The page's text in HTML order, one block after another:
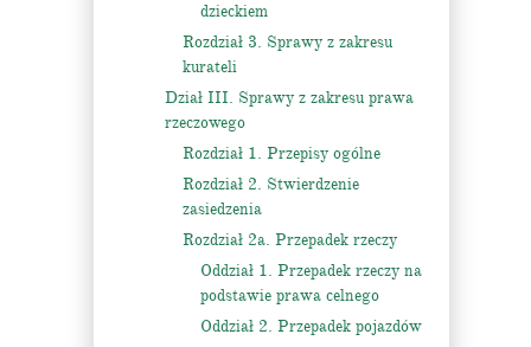
dzieckiem
Rozdział 3. Sprawy z zakresu
kurateli
Dział III. Sprawy z zakresu prawa
rzeczowego
Rozdział 1. Przepisy ogólne
Rozdział 2. Stwierdzenie
zasiedzenia
Rozdział 2a. Przepadek rzeczy
Oddział 1. Przepadek rzeczy na
podstawie prawa celnego
Oddział 2. Przepadek pojazdów